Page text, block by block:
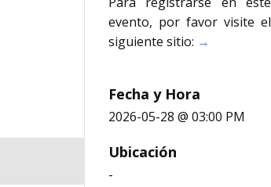
evento, por favor visite el
siguiente sitio: →
Fecha y Hora
2026-05-28 @ 03:00 PM
Ubicación
-